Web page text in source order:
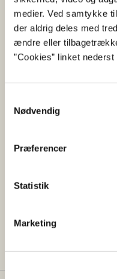
medier. Ved samtykke
der aldrig deles med
ændre eller
”Cookies” linket nederst
Nødvendig
Præferencer
Statistik
Marketing
Forarbejdede varer
Prøvetagning